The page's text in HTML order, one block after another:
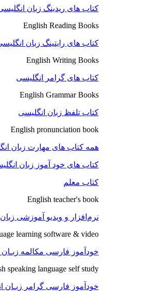
کتاب های ریدینگ زبان
English Reading Books
کتاب های رایتینگ زبان
English Writing Books
کتاب های گرامر انگلیسی
English Grammar Books
کتاب تلفظ زبان انگلیسی
English pronunciation book
همه کتاب های مهارت زبان
کتاب های خود آموز زبان
کتاب معلم
English teacher's book
نرم‌افزار و ویدیو آموزشی
learning software & video
خودآموز فارسی مکالمه زبـان
speaking language self study
خودآموز فارسی گرامر زبـان